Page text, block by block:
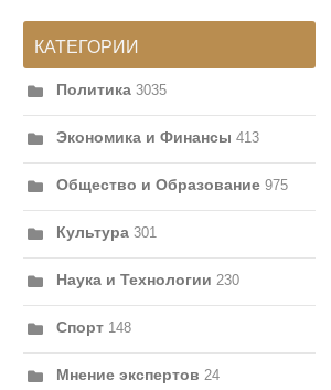
КАТЕГОРИИ
Политика 3035
Экономика и Финансы 413
Общество и Образование 975
Культура 301
Наука и Технологии 230
Спорт 148
Мнение экспертов 24